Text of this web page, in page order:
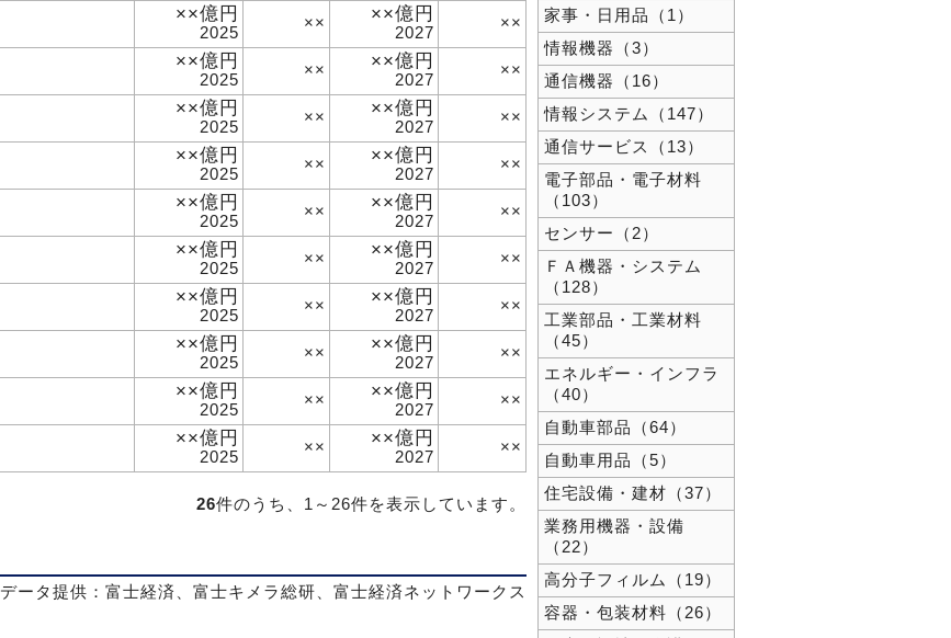
××億円
2025
×× ××億円
2027
××
××億円
2025
×× ××億円
2027
××
××億円
2025
×× ××億円
2027
××
××億円
2025
×× ××億円
2027
××
××億円
2025
×× ××億円
2027
××
××億円
2025
×× ××億円
2027
××
××億円
2025
×× ××億円
2027
××
××億円
2025
×× ××億円
2027
××
××億円
2025
×× ××億円
2027
××
××億円
2025
×× ××億円
2027
××
26件のうち、1～26件を表示しています。
データ提供：富士経済、富士キメラ総研、富士経済ネットワークス
家事・日用品（1）
情報機器（3）
通信機器（16）
情報システム（147）
通信サービス（13）
電子部品・電子材料
（103）
センサー（2）
ＦＡ機器・システム
（128）
工業部品・工業材料
（45）
エネルギー・インフラ
（40）
自動車部品（64）
自動車用品（5）
住宅設備・建材（37）
業務用機器・設備
（22）
高分子フィルム（19）
容器・包装材料（26）